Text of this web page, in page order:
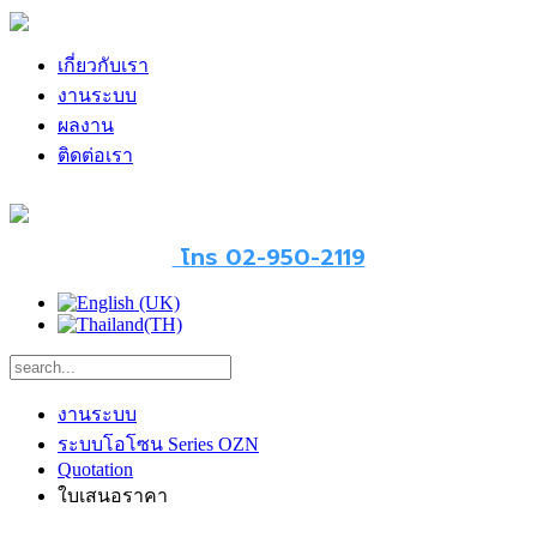
เกี่ยวกับเรา
งานระบบ
ผลงาน
ติดต่อเรา
โทร 02-950-2119
งานระบบ
ระบบโอโซน Series OZN
Quotation
ใบเสนอราคา